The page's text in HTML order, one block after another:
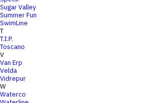
Sugar Valley
Summer Fun
SwimLine
T
T.I.P.
Toscano
V
Van Erp
Velda
Vidrepur
W
Waterco